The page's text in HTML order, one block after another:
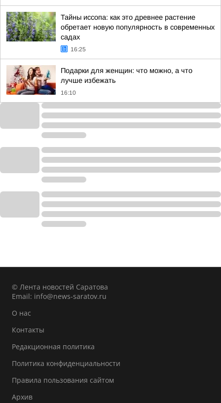
Тайны иссопа: как это древнее растение
обретает новую популярность в современных
садах
16:25
Подарки для женщин: что можно, а что
лучше избежать
16:10
© Лента новостей Саратова
Email: info@news-saratov.ru
О нас
Контакты
Редакционная политика
Политика конфиденциальности
Правила пользования сайтом
Архив